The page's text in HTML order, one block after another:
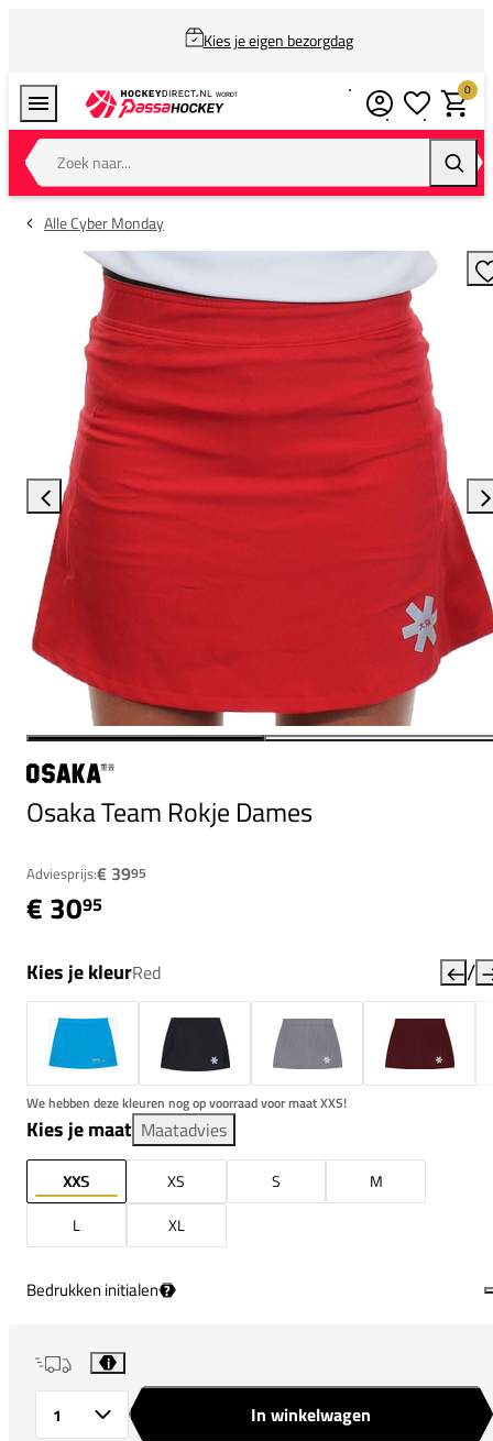
Kies je eigen bezorgdag
Zoek naar...
0
Alle Cyber Monday
Osaka Team Rokje Dames
Adviesprijs:€ 3995
€ 3095
Kies je kleurRed /
We hebben deze kleuren nog op voorraad voor maat XXS!
Kies je maat Maatadvies
XXS XS S
M
L
XL
Bedrukken initialen ?
i
In winkelwagen